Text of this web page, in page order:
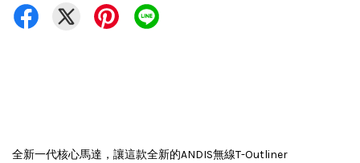
全新一代核心馬達，讓這款全新的ANDIS無線T-Outliner